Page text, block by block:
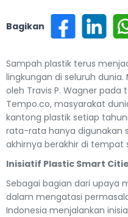
Bagikan
Sampah plastik terus
lingkungan di seluruh
oleh Travis P. Wagner pada
Tempo.co, masyarakat
kantong plastik setiap
rata-rata hanya digunakan
akhirnya berakhir di tempat
Inisiatif Plastic Smart
Sebagai bagian dari upaya
dalam mengatasi
Indonesia menjalankan